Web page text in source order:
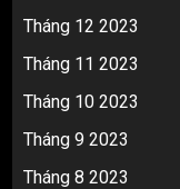
Tháng 12 2023
Tháng 11 2023
Tháng 10 2023
Tháng 9 2023
Tháng 8 2023